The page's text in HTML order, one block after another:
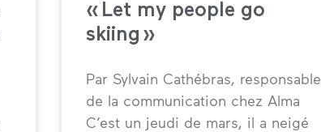
« Let my people go
skiing »
Par Sylvain Cathébras, responsable
de la communication chez Alma
C’est un jeudi de mars, il a neigé